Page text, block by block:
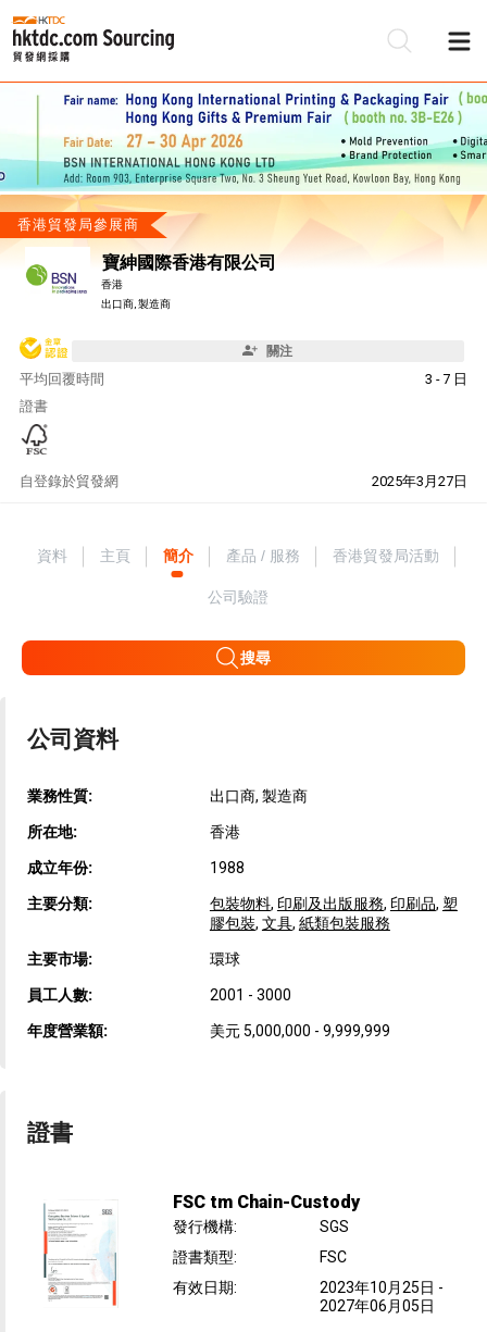
香港貿發局參展商
寶紳國際香港有限公司
香港
出口商, 製造商
關注
平均回覆時間
3 - 7 日
證書
自 2025年3月27日
登錄於貿發網
資料 主頁 簡介 產品 / 服務 香港貿發局活動
公司驗證
搜尋
公司資料
業務性質: 出口商, 製造商
所在地: 香港
成立年份: 1988
主要分類: 包裝物料, 印刷及出版服務, 印刷品, 塑
膠包裝, 文具, 紙類包裝服務
主要市場: 環球
員工人數: 2001 - 3000
年度營業額: 美元 5,000,000 - 9,999,999
證書
FSC tm Chain-Custody
發行機構:
SGS
證書類型:
FSC
有效日期: 2023年10月25日 -
2027年06月05日